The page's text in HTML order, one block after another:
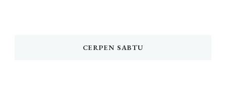
CERPEN SABTU